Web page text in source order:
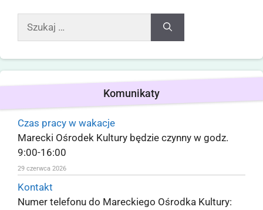
Komunikaty
Czas pracy w wakacje
Marecki Ośrodek Kultury będzie czynny w godz.
9:00-16:00
29 czerwca 2026
Kontakt
Numer telefonu do Mareckiego Ośrodka Kultury: